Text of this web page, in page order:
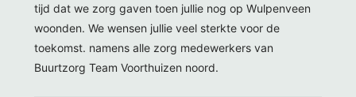
tijd dat we zorg gaven toen jullie nog op Wulpenveen
woonden. We wensen jullie veel sterkte voor de
toekomst. namens alle zorg medewerkers van
Buurtzorg Team Voorthuizen noord.